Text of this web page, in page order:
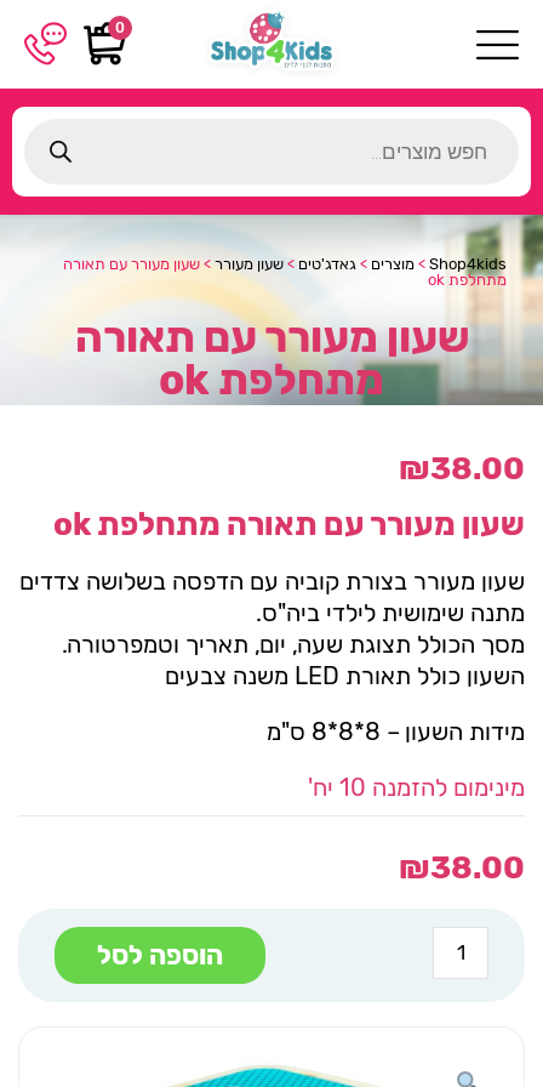
0
search
Shop4kids
> מוצרים > גאדג'טים > שעון מעורר > שעון מעורר עם תאורה
מתחלפת ok
שעון מעורר עם תאורה
מתחלפת ok
₪38.00
שעון מעורר עם תאורה מתחלפת ok
שעון מעורר בצורת קוביה עם הדפסה בשלושה צדדים
מתנה שימושית לילדי ביה"ס.
מסך הכולל תצוגת שעה, יום, תאריך וטמפרטורה.
השעון כולל תאורת LED משנה צבעים
מידות השעון – 8*8*8 ס"מ
מינימום להזמנה 10 יח'
₪38.00
כמות
של
שעון
מתחלפת
הוספה לסל